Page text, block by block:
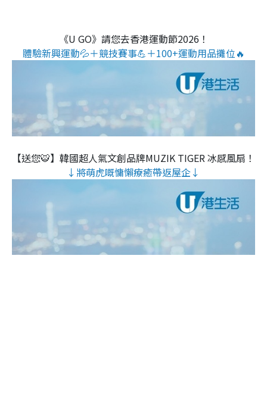
《U GO》請您去香港運動節2026！
體驗新興運動💦＋競技賽事💪＋100+運動用品攤位🔥
【送您🐯】韓國超人氣文創品牌MUZIK TIGER 冰感風扇！
↓將萌虎嘅慵懶療癒帶返屋企↓